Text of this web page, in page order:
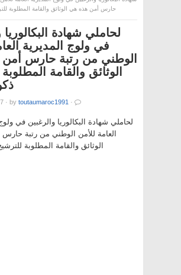
حارس أمن هذه هي الوثائق والقامة المطلوبة
لحاملي شهادة البكالوريا
في ولوج المديرية
الوطني من رتبة حارس
الوثائق والقامة
· by toutaumaroc1991 ·